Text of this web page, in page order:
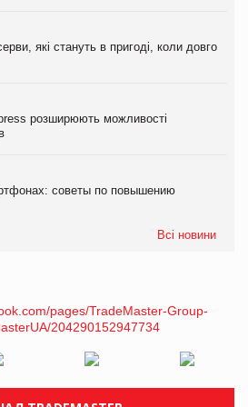
які стануть в пригоді, коли довго
розширюють можливості
советы по повышению
Всі новини